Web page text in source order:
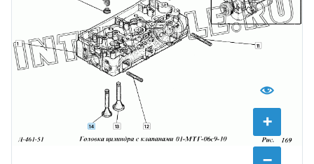
+
1 11
12
13
14